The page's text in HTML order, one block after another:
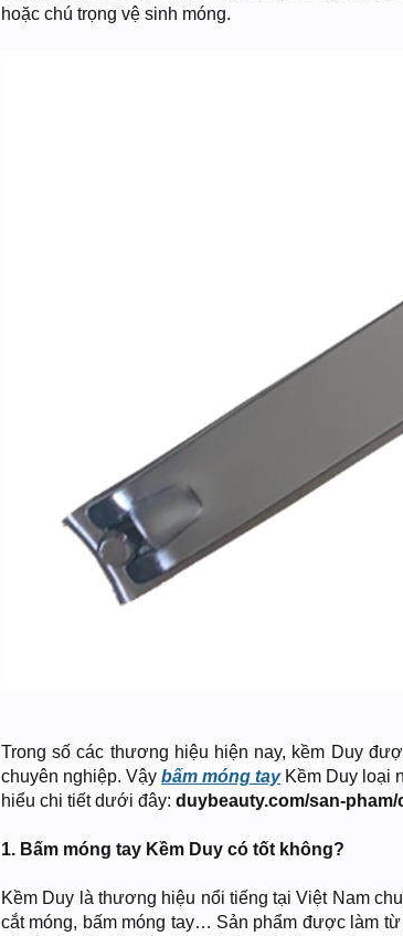
hoặc chú trọng vệ sinh móng.
Trong số các thương hiệu hiện nay, kềm Duy
chuyên nghiệp. Vậy bấm móng tayKềm Duy loại
hiểu chi tiết dưới đây: duybeauty.com/san-pham/
1. Bấm móng tay Kềm Duy có tốt không?
Kềm Duy là thương hiệu nổi tiếng tại Việt Nam
cắt móng, bấm móng tay… Sản phẩm được làm